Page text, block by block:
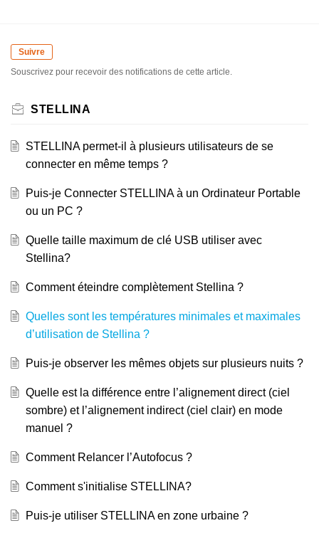
Suivre
Souscrivez pour recevoir des notifications de cette article.
STELLINA
STELLINA permet-il à plusieurs utilisateurs de se
connecter en même temps ?
Puis-je Connecter STELLINA à un Ordinateur Portable
ou un PC ?
Quelle taille maximum de clé USB utiliser avec
Stellina?
Comment éteindre complètement Stellina ?
Quelles sont les températures minimales et maximales
d’utilisation de Stellina ?
Puis-je observer les mêmes objets sur plusieurs nuits ?
Quelle est la différence entre l’alignement direct (ciel
sombre) et l’alignement indirect (ciel clair) en mode
manuel ?
Comment Relancer l’Autofocus ?
Comment s'initialise STELLINA?
Puis-je utiliser STELLINA en zone urbaine ?